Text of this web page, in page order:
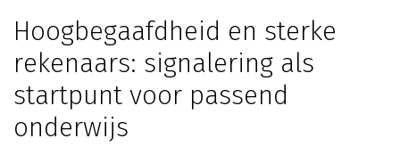
Hoogbegaafdheid en sterke
rekenaars: signalering als
startpunt voor passend
onderwijs